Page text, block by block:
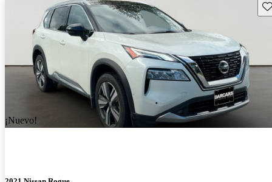
¡Nuevo!